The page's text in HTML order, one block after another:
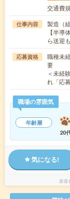
交通費
仕事内容
製造（
【半導
ら送迎
応募資格
職種未
要
＜未経
れ「応
職場の雰囲気
年齢層
20
気になる!
派遣